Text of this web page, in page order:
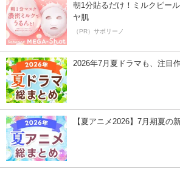
朝1分貼るだけ！ミルクピー
ヤ肌
（PR）サボリーノ
2026年7月夏ドラマも、注目
【夏アニメ2026】7月期夏の